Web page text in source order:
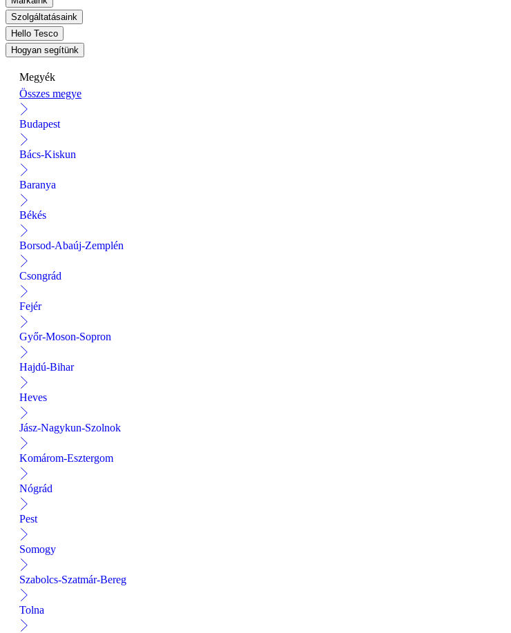
Szolgáltatásaink
Hello Tesco
Hogyan segítünk
Megyék
Összes megye
Budapest
Bács-Kiskun
Baranya
Békés
Borsod-Abaúj-Zemplén
Csongrád
Fejér
Győr-Moson-Sopron
Hajdú-Bihar
Heves
Jász-Nagykun-Szolnok
Komárom-Esztergom
Nógrád
Pest
Somogy
Szabolcs-Szatmár-Bereg
Tolna